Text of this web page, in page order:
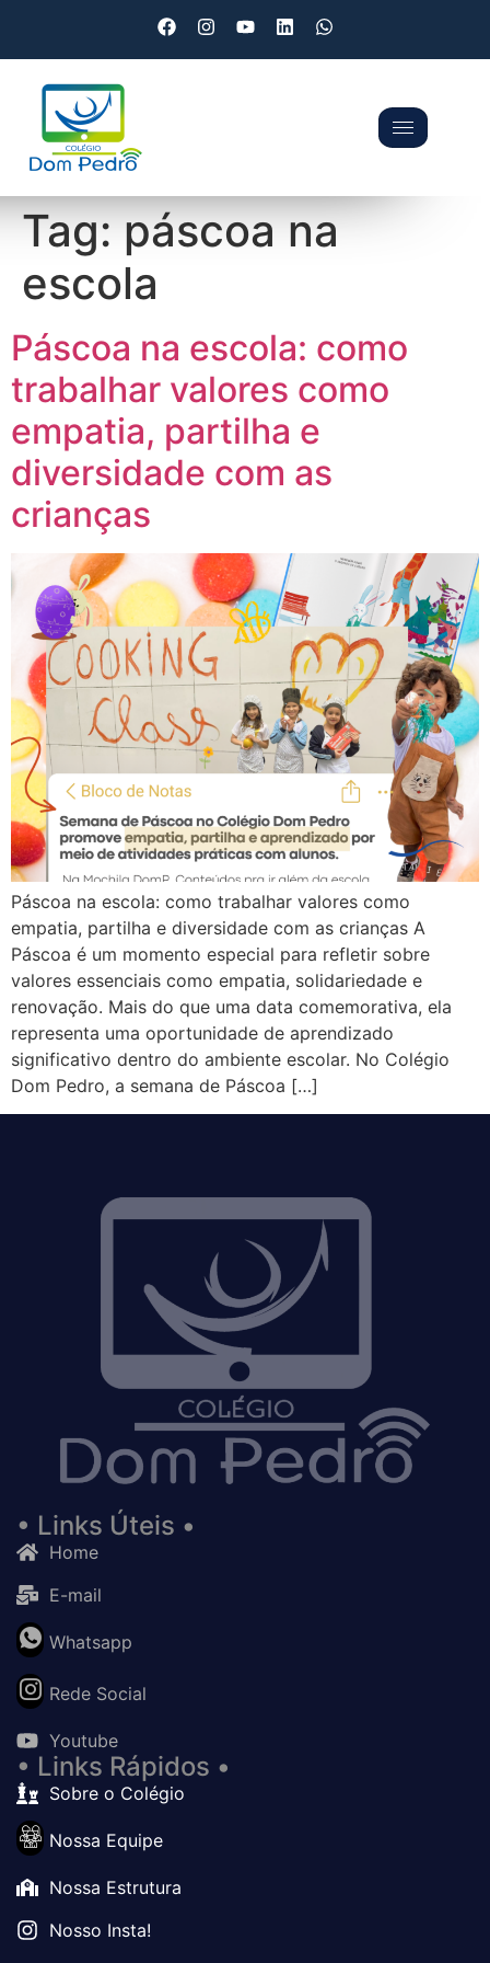
Tag:páscoa na
escola
Páscoa na escola: como
trabalhar valores como
empatia, partilha e
diversidade com as
crianças
Páscoa na escola: como trabalhar valores como
empatia, partilha e diversidade com as crianças A
Páscoa é um momento especial para refletir sobre
valores essenciais como empatia, solidariedade e
renovação. Mais do que uma data comemorativa, ela
representa uma oportunidade de aprendizado
significativo dentro do ambiente escolar. No Colégio
Dom Pedro, a semana de Páscoa […]
• Links Úteis •
Home
E-mail
Whatsapp
Rede Social
Youtube
• Links Rápidos •
Sobre o Colégio
Nossa Equipe
Nossa Estrutura
Nosso Insta!